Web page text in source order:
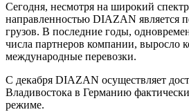
Сегодня, несмотря на широкий
направленностью DIAZAN является
грузов. В последние годы,
числа партнеров компании, выросло
международные перевозки.
С декабря DIAZAN осуществляет
Владивостока в Германию
режиме.